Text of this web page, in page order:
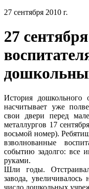
27 сентября 2010 г.
27
История дошкольного
насчитывает уже
свои двери перед
металлургов 17
восьмой номер).
взволнованные
событию задолго: все
руками.
Шли годы.
завода,
число дошкольных